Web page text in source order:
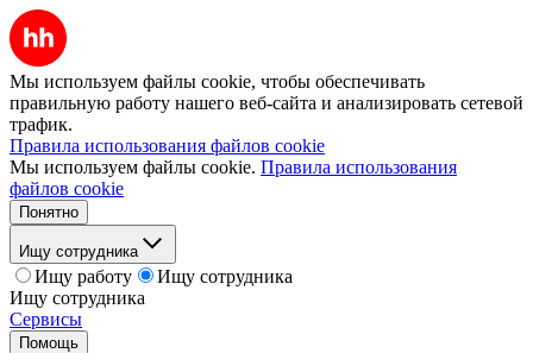
Мы используем файлы cookie, чтобы обеспечивать
правильную работу нашего веб-сайта и анализировать сетевой
трафик.
Правила использования файлов cookie
Мы используем файлы cookie. Правила использования
файлов cookie
Понятно
Ищу сотрудника
Ищу работу
Ищу сотрудника
Ищу сотрудника
Сервисы
Помощь